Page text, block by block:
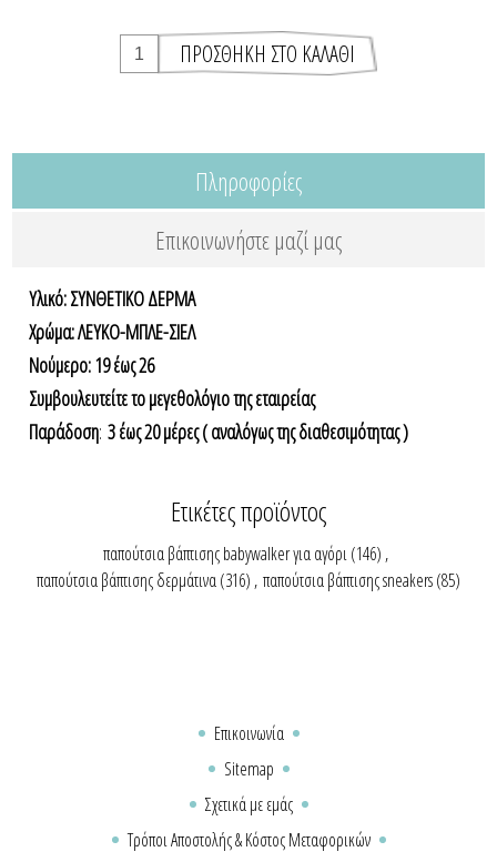
Πληροφορίες
Επικοινωνήστε μαζί μας
Υλικό: ΣΥΝΘΕΤΙΚΟ ΔΕΡΜΑ
Χρώμα: ΛΕΥΚΟ-ΜΠΛΕ-ΣΙΕΛ
Nούμερο: 19 έως 26
Συμβουλευτείτε το μεγεθολόγιο της εταιρείας
Παράδοση:3 έως 20 μέρες ( αναλόγως της διαθεσιμότητας )
Ετικέτες προϊόντος
παπούτσια βάπτισης babywalker για αγόρι(146) ,
παπούτσια βάπτισης δερμάτινα(316) , παπούτσια βάπτισης sneakers(85)
Επικοινωνία
Sitemap
Σχετικά με εμάς
Τρόποι Αποστολής & Κόστος Μεταφορικών